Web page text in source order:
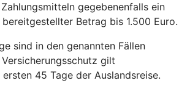
gegebenenfalls ein
Betrag bis 1.500 Euro.
sind in den genannten Fällen
gilt
45 Tage der Auslandsreise.